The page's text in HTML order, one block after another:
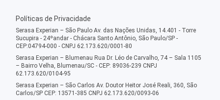
Políticas de Privacidade
Serasa Experian – São Paulo Av. das Nações Unidas, 14.401 - Torre
Sucupira - 24ºandar - Chácara Santo Antônio, São Paulo/SP -
CEP:04794-000 - CNPJ 62.173.620/0001-80
Serasa Experian – Blumenau Rua Dr. Léo de Carvalho, 74 – Sala 1105
– Bairro Velha, Blumenau/SC - CEP: 89036-239 CNPJ
62.173.620/0104-95
Serasa Experian – São Carlos Av. Doutor Heitor José Reali, 360, São
Carlos/SP CEP: 13571-385 CNPJ 62.173.620/0093-06